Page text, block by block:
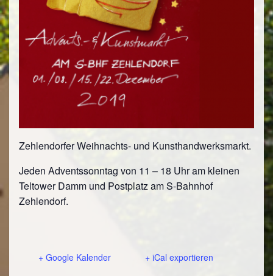
Zehlendorfer Weihnachts- und Kunsthandwerksmarkt.
Jeden Adventssonntag von 11 – 18 Uhr am kleinen
Teltower Damm und Postplatz am S-Bahnhof
Zehlendorf.
+ Google Kalender + iCal exportieren